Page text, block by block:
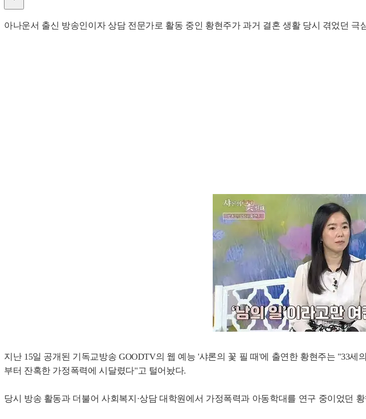
아나운서 출신 방송인이자 상담 전문가로 활동 중인 황현주가 과거 결혼 생활 당시 겪었던
지난 15일 공개된 기독교방송 GOODTV의 웹 예능 '샤론의 꽃 필 때'에 출연한 황현주는 "33
부터 잔혹한 가정폭력에 시달렸다"고 털어놨다.
당시 방송 활동과 더불어 사회복지·상담 대학원에서 가정폭력과 아동학대를 연구 중이었던